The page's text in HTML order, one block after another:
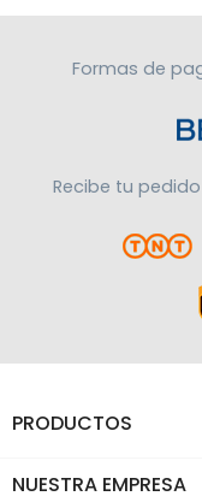
Formas de
Recibe tu
PRODUCTOS
NUESTRA EMPRESA